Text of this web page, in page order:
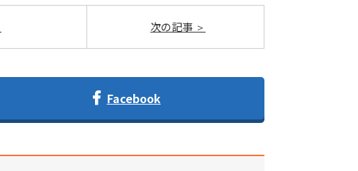
次の記事
Facebook